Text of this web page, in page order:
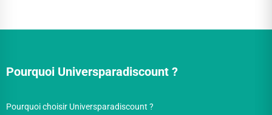
Pourquoi Universparadiscount ?
Pourquoi choisir Universparadiscount ?